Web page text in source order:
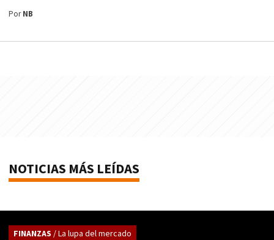
PorNB
NOTICIAS MÁS LEÍDAS
FINANZAS / La lupa del mercado